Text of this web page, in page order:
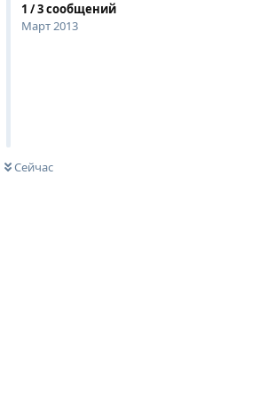
1 /3сообщений
Март 2013
Сейчас